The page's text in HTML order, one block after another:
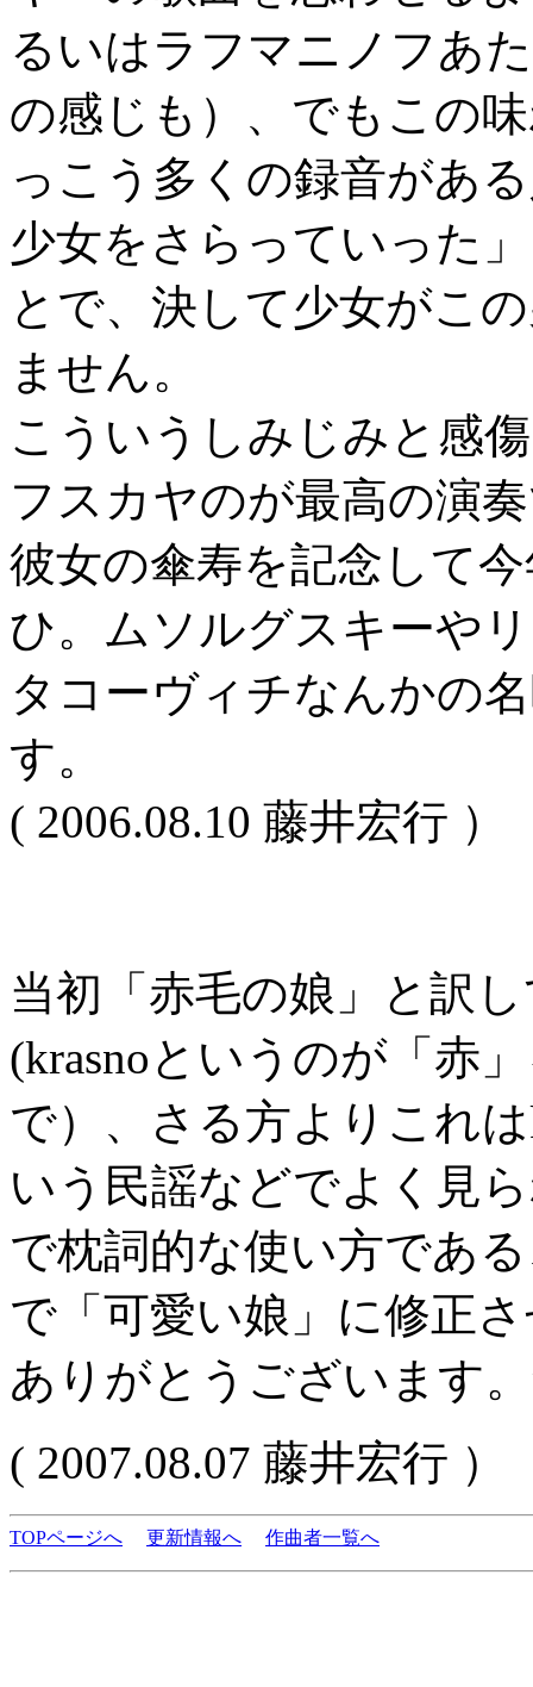
るいはラフマニノフあ
の感じも）、でもこの
っこう多くの録音があ
少女をさらっていった
とで、決して少女がこ
ません。
こういうしみじみと感
フスカヤのが最高の演
彼女の傘寿を記念して
ひ。ムソルグスキーや
タコーヴィチなんかの
す。
( 2006.08.10 藤井宏行 ）
当初「赤毛の娘」と訳
(krasnoというのが「赤
で）、さる方よりこれ
いう民謡などでよく見
で枕詞的な使い方であ
で「可愛い娘」に修正
ありがとうございます
( 2007.08.07 藤井宏行 ）
TOPページへ 更新情報へ 作曲者一覧へ